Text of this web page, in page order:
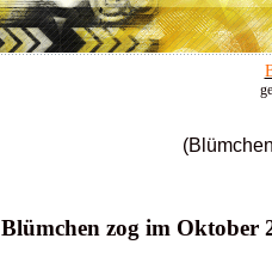
Blümchen zog im Oktober